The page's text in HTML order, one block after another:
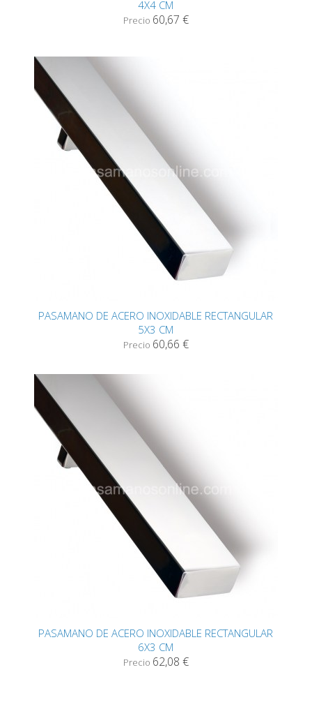
4X4 CM
Precio 60,67 €
PASAMANO DE ACERO INOXIDABLE RECTANGULAR
5X3 CM
Precio 60,66 €
PASAMANO DE ACERO INOXIDABLE RECTANGULAR
6X3 CM
Precio 62,08 €